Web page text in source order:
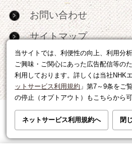
当サイトでは、利便性の向上、利用分
ご興味・ご関心にあった広告配信等の
利用しております。詳しくは当社NHK
ットサービス利用規約 」第7～9条をご
の停止（オプトアウト）もこちらから可
ネットサービス利用規約へ 閉
お問い合わせ
サイトマップ
RSS
広告出稿・パートナー
利用規約|個人情報の取り
運営会社|広告に関するお